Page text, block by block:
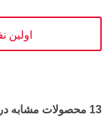
13 محصولات مشابه در شاخه های مختلف: